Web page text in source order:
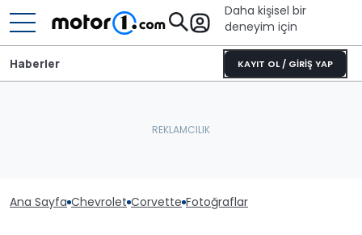
Daha kişisel bir
deneyim için
KAYIT OL / GİRİŞ YAP
Haberler
Ana Sayfa Chevrolet Corvette Fotoğraflar